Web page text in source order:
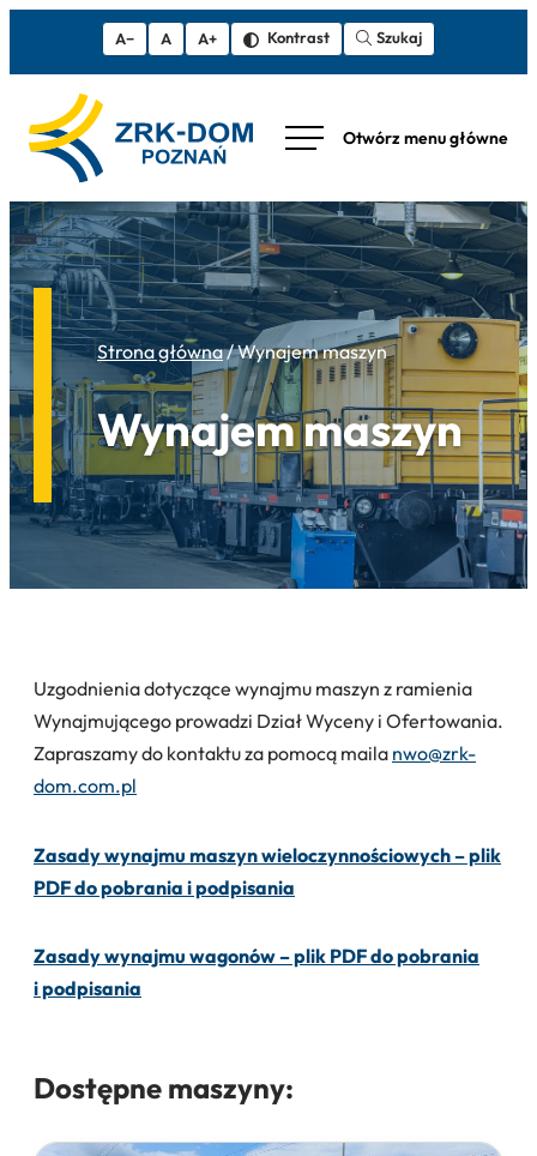
A− A A+ Kontrast Szukaj
Strona główna/Wynajem maszyn
Wynajem maszyn
Uzgodnienia dotyczące wynajmu maszyn z ramienia
Wynajmującego prowadzi Dział Wyceny i Ofertowania.
Zapraszamy do kontaktu za pomocą maila nwo@zrk-
dom.com.pl
Zasady wynajmu maszyn wieloczynnościowych – plik
PDF do pobrania i podpisania
Zasady wynajmu wagonów – plik PDF do pobrania
i podpisania
Dostępne maszyny: